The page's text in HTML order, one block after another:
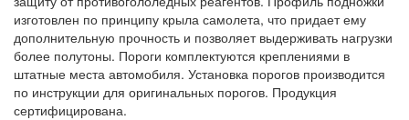
изготовлен по принципу крыла самолета, что придает ему
дополнительную прочность и позволяет выдерживать нагрузки
более полутоны. Пороги комплектуются креплениями в
штатные места автомобиля. Установка порогов производится
по инструкции для оригинальных порогов. Продукция
сертифицирована.